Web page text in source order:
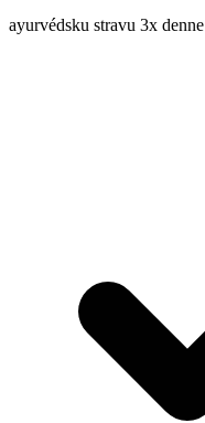
ayurvédsku stravu 3x denne